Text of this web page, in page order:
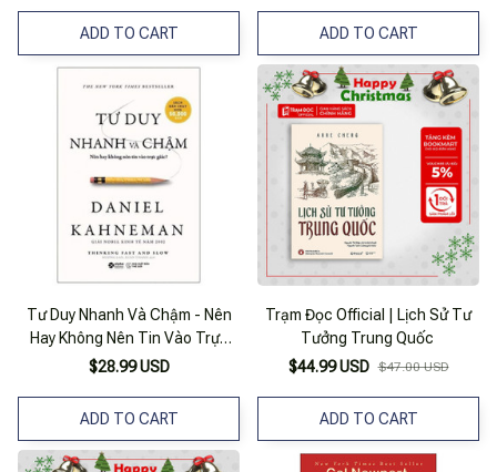
ADD TO CART ADD TO CART
Tư Duy Nhanh Và Chậm - Nên
Hay Không Nên Tin Vào Trực
Giác - Tái Bản 2021
$28.99 USD
ADD TO CART
Trạm Đọc Official | Lịch Sử Tư
Tưởng Trung Quốc
$44.99 USD $47.00 USD
ADD TO CART